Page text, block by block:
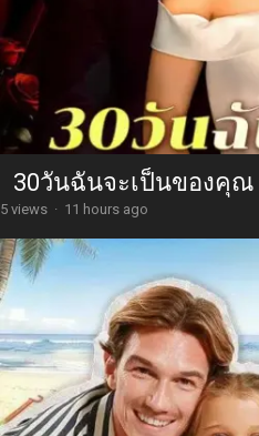
30วันฉันจะเป็นของคุณ
5 views · 11 hours ago